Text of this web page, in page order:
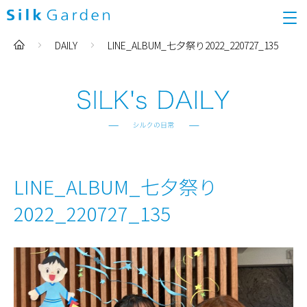
DAILY LINE_ALBUM_七夕祭り2022_220727_135
LINE_ALBUM_七夕祭り
2022_220727_135